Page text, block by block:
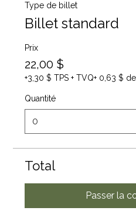
Type de billet
Billet standard
Prix
22,00 $
+3,30 $ TPS + TVQ+ 0,63 $
Quantité
Total
Passer la